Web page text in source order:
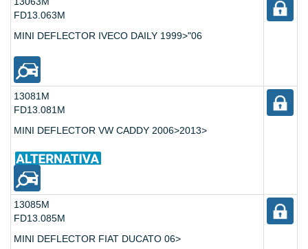
FD13.063M
MINI DEFLECTOR IVECO DAILY 1999>"06
13081M
FD13.081M
MINI DEFLECTOR VW CADDY 2006>2013>
13085M
FD13.085M
MINI DEFLECTOR FIAT DUCATO 06>